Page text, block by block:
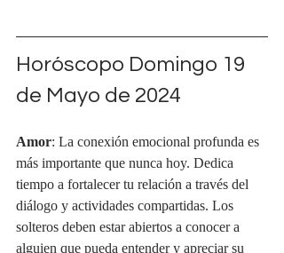
Horóscopo Domingo 19
de Mayo de 2024
Amor: La conexión emocional profunda es
más importante que nunca hoy. Dedica
tiempo a fortalecer tu relación a través del
diálogo y actividades compartidas. Los
solteros deben estar abiertos a conocer a